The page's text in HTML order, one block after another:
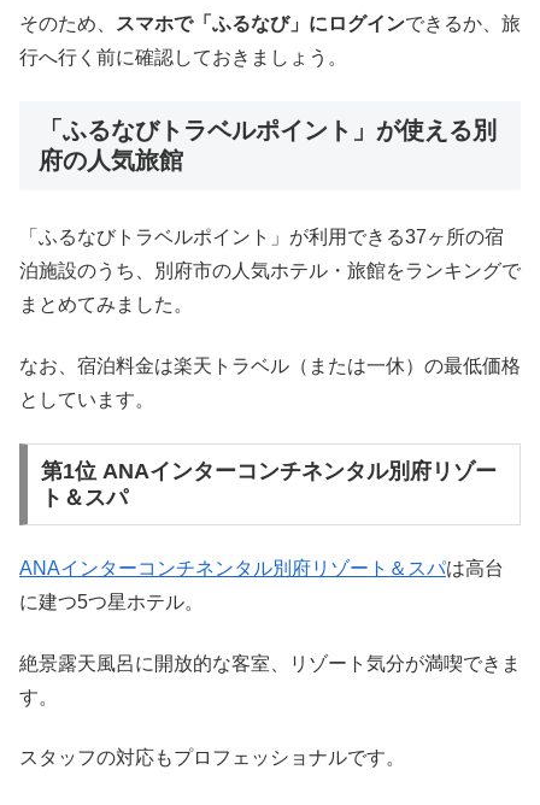
そのため、 スマホで「ふるなび」にログインできるか、旅
行へ行く前に確認しておきましょう。
「ふるなびトラベルポイント」が使える別
府の人気旅館
「ふるなびトラベルポイント」が利用できる37ヶ所の宿
泊施設のうち、別府市の人気ホテル・旅館をランキングで
まとめてみました。
なお、宿泊料金は楽天トラベル（または一休）の最低価格
としています。
第1位 ANAインターコンチネンタル別府リゾー
ト＆スパ
ANAインターコンチネンタル別府リゾート＆スパは高台
に建つ5つ星ホテル。
絶景露天風呂に開放的な客室、リゾート気分が満喫できま
す。
スタッフの対応もプロフェッショナルです。